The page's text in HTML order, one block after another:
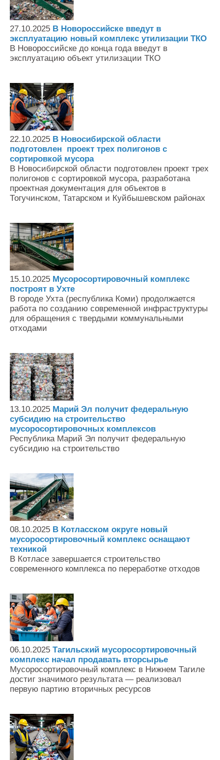
27.10.2025 В Новороссийске введут в
эксплуатацию новый комплекс утилизации ТКО
В Новороссийске до конца года введут в
эксплуатацию объект утилизации ТКО
22.10.2025 В Новосибирской области
подготовлен проект трех полигонов с
сортировкой мусора
В Новосибирской области подготовлен проект трех
полигонов с сортировкой мусора, разработана
проектная документация для объектов в
Тогучинском, Татарском и Куйбышевском районах
15.10.2025 Мусоросортировочный комплекс
построят в Ухте
В городе Ухта (республика Коми) продолжается
работа по созданию современной инфраструктуры
для обращения с твердыми коммунальными
отходами
13.10.2025 Марий Эл получит федеральную
субсидию на строительство
мусоросортировочных комплексов
Республика Марий Эл получит федеральную
субсидию на строительство
08.10.2025 В Котласском округе новый
мусоросортировочный комплекс оснащают
техникой
В Котласе завершается строительство
современного комплекса по переработке отходов
06.10.2025 Тагильский мусоросортировочный
комплекс начал продавать вторсырье
Мусоросортировочный комплекс в Нижнем Тагиле
достиг значимого результата — реализовал
первую партию вторичных ресурсов